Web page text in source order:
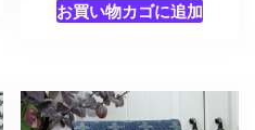
お買い物カゴに追加